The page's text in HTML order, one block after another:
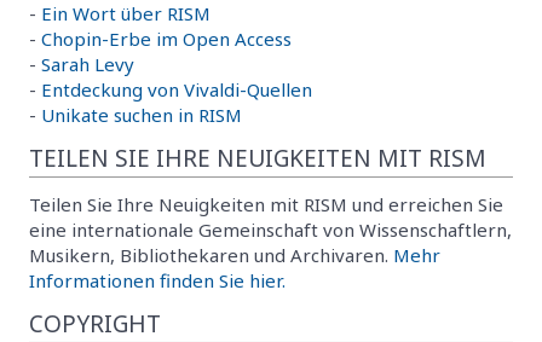
- Ein Wort über RISM
- Chopin-Erbe im Open Access
- Sarah Levy
- Entdeckung von Vivaldi-Quellen
- Unikate suchen in RISM
TEILEN SIE IHRE NEUIGKEITEN MIT RISM
Teilen Sie Ihre Neuigkeiten mit RISM und erreichen Sie
eine internationale Gemeinschaft von Wissenschaftlern,
Musikern, Bibliothekaren und Archivaren. Mehr
Informationen finden Sie hier.
COPYRIGHT